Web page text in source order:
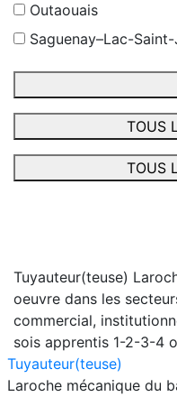
Outaouais
Saguenay–Lac-
TOUS
TOUS
Tuyauteur(teuse)
oeuvre dans les
commercial,
sois apprentis 1-2-3-4
Tuyauteur(teuse)
Laroche mécanique du